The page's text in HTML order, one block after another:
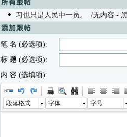
习也只是人民中一员。 /无内容 -
笔 名 (必选项):
标 题 (必选项):
内 容 (选填项):
段落格式 字体 字号